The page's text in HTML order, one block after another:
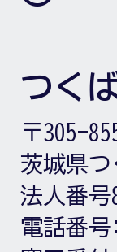
つく
〒305-
茨城県
法人番号
電話番号